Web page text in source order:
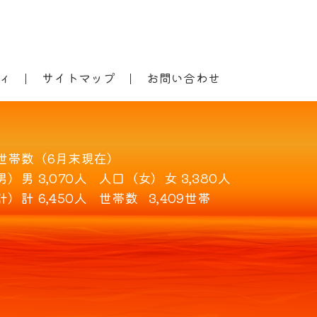
サイトマップ お問い合わせ
帯数（6月末現在）
男 3,070人 人口（女） 女 3,380人
計 6,450人 世帯数 3,409世帯